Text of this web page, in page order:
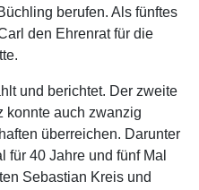
berufen. Als fünftes
den Ehrenrat für die
und berichtet. Der zweite
konnte auch zwanzig
überreichen. Darunter
für 40 Jahre und fünf Mal
Sebastian Kreis und